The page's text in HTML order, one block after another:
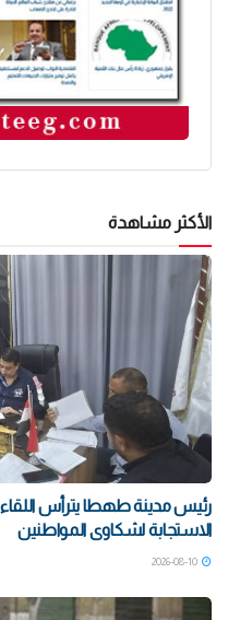
الأكثر مشاهدة
رئيس مدينة طهطا يترأس
الاستجابة لشكاوى المواطنين